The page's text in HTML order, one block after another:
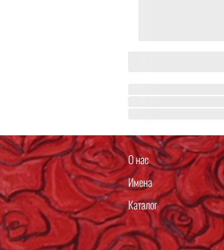
О нас
Имена
Каталог